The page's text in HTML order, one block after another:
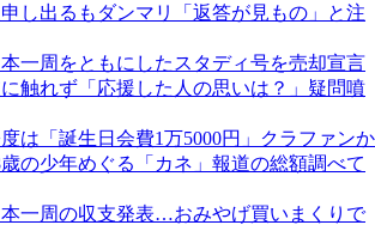
し出るもダンマリ「返答が見もの」と注
一周をともにしたスタディ号を売却宣言
触れず「応援した人の思いは？」疑問噴
は「誕生日会費1万5000円」クラファンか
の少年めぐる「カネ」報道の総額調べて
一周の収支発表…おみやげ買いまくりで